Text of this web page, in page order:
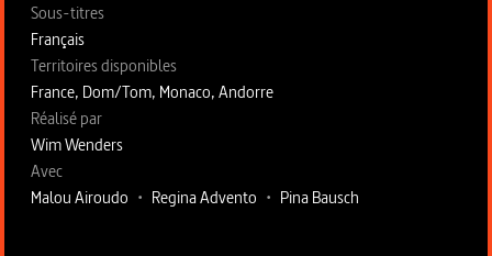
Sous-titres
Français
Territoires disponibles
France, Dom/Tom, Monaco, Andorre
Fiche technique section droite
Réalisé par
Wim Wenders
Avec
Malou Airoudo • Regina Advento • Pina Bausch